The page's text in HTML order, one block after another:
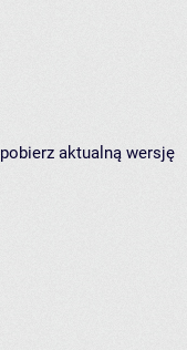
aktualną wersję